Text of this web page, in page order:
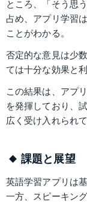
ところ、「そう思
占め、アプリ学習
ことがわかる。
否定的な意見は少
ては十分な効果と
この結果は、アプ
を発揮しており、
広く受け入れられ
課題と展望
英語学習アプリは
一方、スピーキン